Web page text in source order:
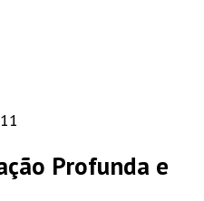
Profunda e